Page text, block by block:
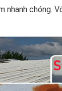
chóng.